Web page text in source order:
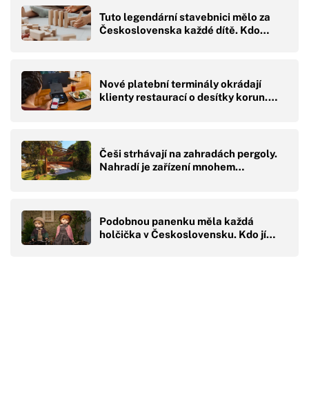
Tuto legendární stavebnici mělo za
Československa každé dítě. Kdo…
Nové platební terminály okrádají
klienty restaurací o desítky korun.…
Češi strhávají na zahradách pergoly.
Nahradí je zařízení mnohem…
Podobnou panenku měla každá
holčička v Československu. Kdo jí…